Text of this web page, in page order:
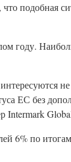
подобная
году.
ЕС без
Intermark
6% по